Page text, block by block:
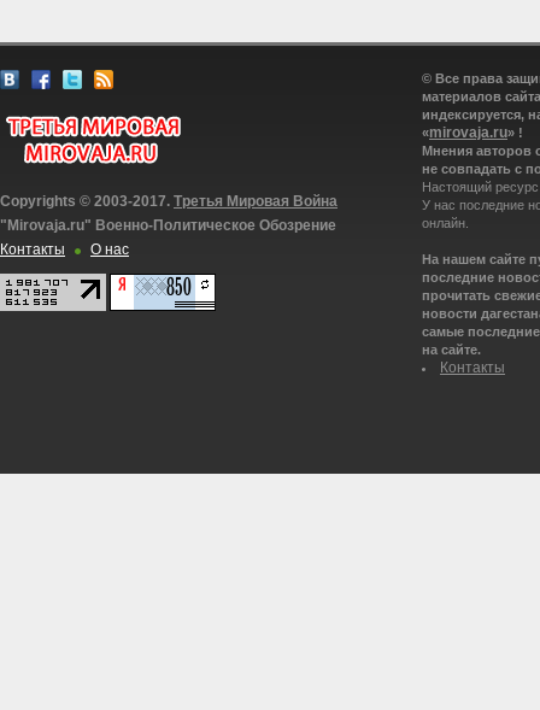
Copyrights © 2003-2017. Третья Мировая Война
"Mirovaja.ru" Военно-Политическое Обозрение
Контакты
О нас
© Все права
материалов
индексируется,
«mirovaja.ru» !
Мнения авторов
не совпадать с
Настоящий
У нас последние
онлайн.
На нашем сайте
последние
прочитать
новости
самые
на сайте.
Контакты